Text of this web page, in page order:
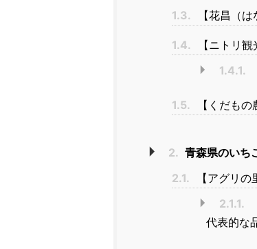
1.3. 【花昌（は
1.4.
【ニトリ観
1.4.1.
1.5. 【くだもの
2. 青森県のいち
2.1.
【アグリの
2.1.1.
代表的な